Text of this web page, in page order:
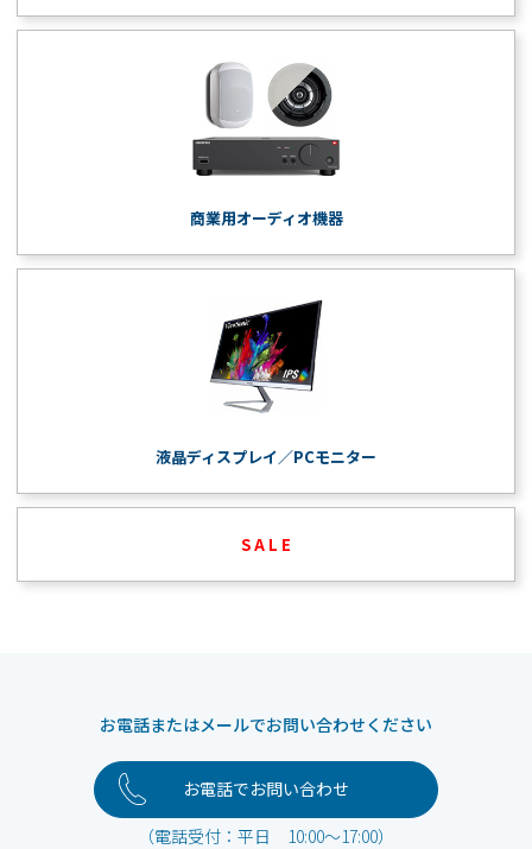
商業用オーディオ機器
液晶ディスプレイ／PCモニター
S A L E
お電話またはメールでお問い合わせください
お電話でお問い合わせ
（電話受付：平日 10:00～17:00）